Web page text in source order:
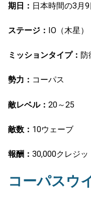
期日： 日本時間の3月
ステージ： IO（木星）
ミッションタイプ： 防
勢力： コーパス
敵レベル： 20～25
敵数： 10ウェーブ
報酬： 30,000クレジッ
コーパスウ